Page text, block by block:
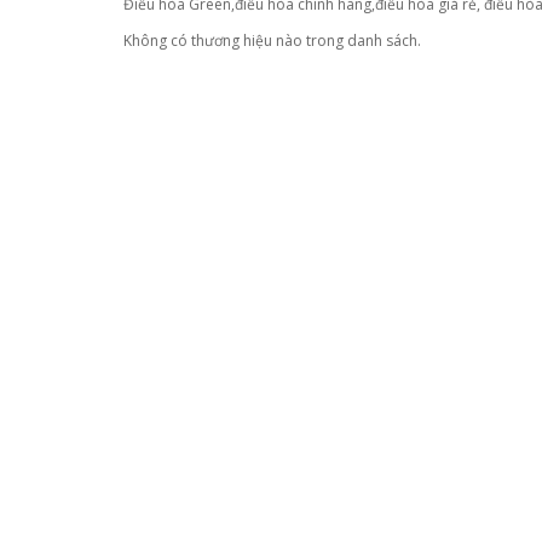
Không có thương hiệu nào trong danh sách.